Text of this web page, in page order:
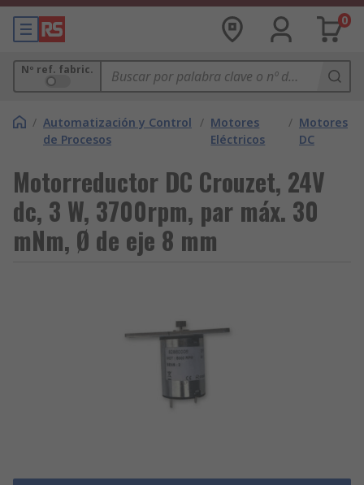
0
Nº ref. fabric.
/ Automatización y Control
de Procesos
/ Motores
Eléctricos
/ Motores
DC
Motorreductor DC Crouzet, 24V
dc, 3 W, 3700rpm, par máx. 30
mNm, Ø de eje 8 mm